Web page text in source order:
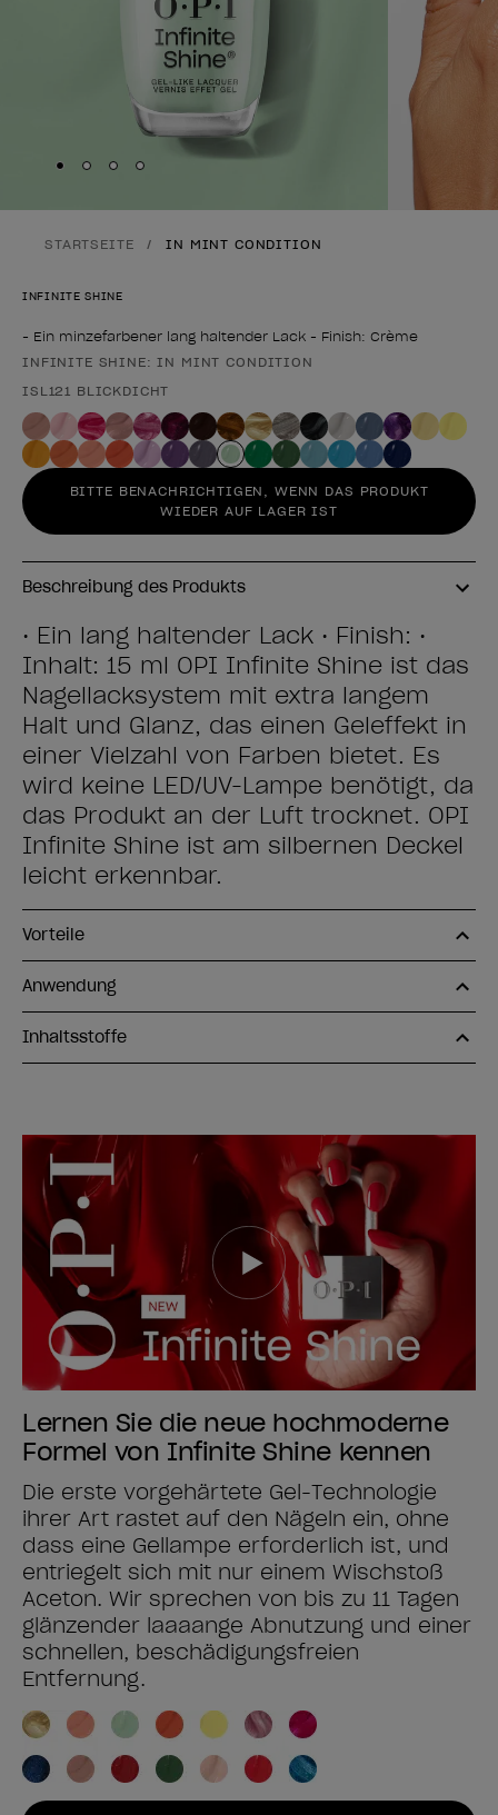
Skip to slide
Skip to slide
Skip to slide
Skip to slide
STARTSEITE IN MINT CONDITION
INFINITE SHINE
- Ein minzefarbener lang haltender Lack - Finish: Crème
Form des Produkts
INFINITE SHINE: IN MINT CONDITION
ISL121 BLICKDICHT
BITTE BENACHRICHTIGEN, WENN DAS PRODUKT
WIEDER AUF LAGER IST
Beschreibung des Produkts
• Ein lang haltender Lack • Finish: •
Inhalt: 15 ml OPI Infinite Shine ist das
Nagellacksystem mit extra langem
Halt und Glanz, das einen Geleffekt in
einer Vielzahl von Farben bietet. Es
wird keine LED/UV-Lampe benötigt, da
das Produkt an der Luft trocknet. OPI
Infinite Shine ist am silbernen Deckel
leicht erkennbar.
Vorteile
Anwendung
Inhaltsstoffe
Lernen Sie die neue hochmoderne
Formel von Infinite Shine kennen
Die erste vorgehärtete Gel-Technologie
ihrer Art rastet auf den Nägeln ein, ohne
dass eine Gellampe erforderlich ist, und
entriegelt sich mit nur einem Wischstoß
Aceton. Wir sprechen von bis zu 11 Tagen
glänzender laaaange Abnutzung und einer
schnellen, beschädigungsfreien
Entfernung.